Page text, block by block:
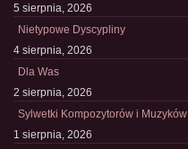
5 sierpnia, 2026
Nietypowe Dyscypliny
4 sierpnia, 2026
Dla Was
2 sierpnia, 2026
Sylwetki Kompozytorów i Muzyków
1 sierpnia, 2026